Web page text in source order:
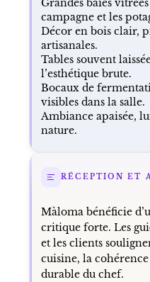
Grandes baies
campagne et les
Décor en bois clair,
artisanales.
Tables souvent
l’esthétique brute.
Bocaux de
visibles dans la salle.
Ambiance apaisée,
nature.
RÉCEPTION ET
Màloma bénéficie
critique forte. Les
et les clients
cuisine, la
durable du chef.